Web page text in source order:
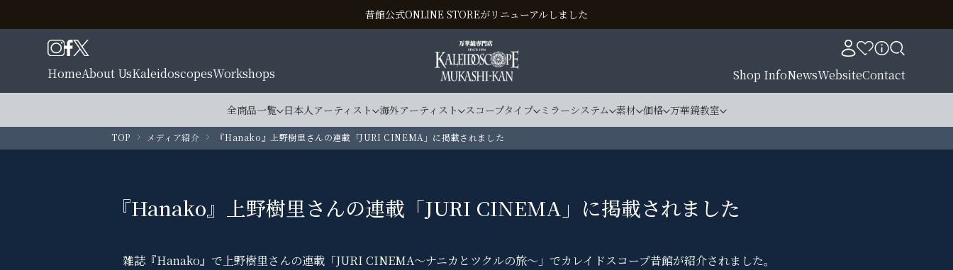
昔館公式ONLINE STOREがリニューアルしました
HomeAbout UsKaleidoscopesWorkshops Shop InfoNewsWebsiteContact
全商品一覧 日本人アーティスト 海外アーティスト スコープタイプ ミラーシステム 素材 価格 万華鏡教室
TOP メディア紹介 『Hanako』上野樹里さんの連載「JURI CINEMA」に掲載されました
『Hanako』上野樹里さんの連載「JURI CINEMA」に掲載されました
雑誌『Hanako』で上野樹里さんの連載「JURI CINEMA～ナニカとツクルの旅～」でカレイドスコープ昔館が紹介されました。